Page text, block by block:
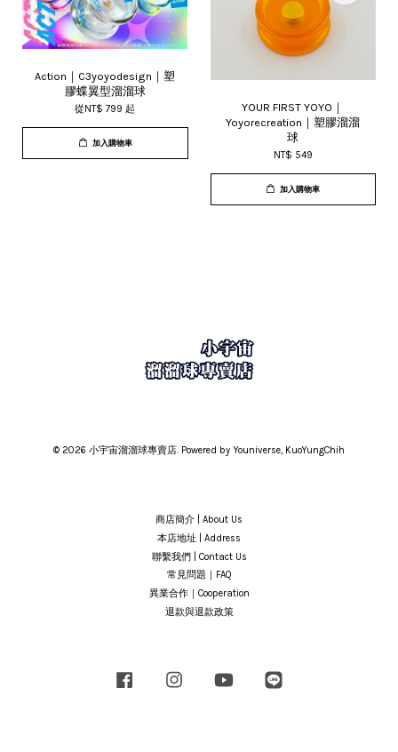
Action｜C3yoyodesign｜塑
膠蝶翼型溜溜球
從NT$ 799起
加入購物車
YOUR FIRST YOYO｜
Yoyorecreation｜塑膠溜溜
球
NT$ 549
加入購物車
© 2026 小宇宙溜溜球專賣店. Powered by Youniverse, KuoYungChih
商店簡介 | About Us
本店地址 | Address
聯繫我們 | Contact Us
常見問題｜FAQ
異業合作｜Cooperation
退款與退款政策
Facebook Instagram YouTube